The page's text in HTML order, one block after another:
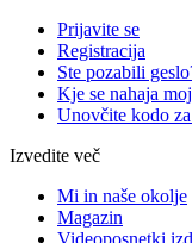
Prijavite se
Registracija
Ste pozabili
Kje se nahaja
Unovčite kodo
Izvedite več
Mi in naše okolje
Magazin
Videoposnetki